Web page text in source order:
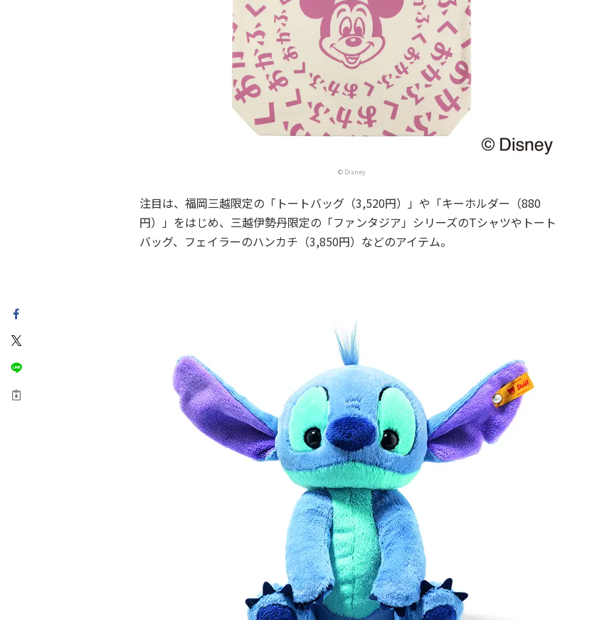
© Disney
注目は、福岡三越限定の「トートバッグ（3,520円）」や「キーホルダー（880
円）」をはじめ、三越伊勢丹限定の「ファンタジア」シリーズのTシャツやトート
バッグ、フェイラーのハンカチ（3,850円）などのアイテム。